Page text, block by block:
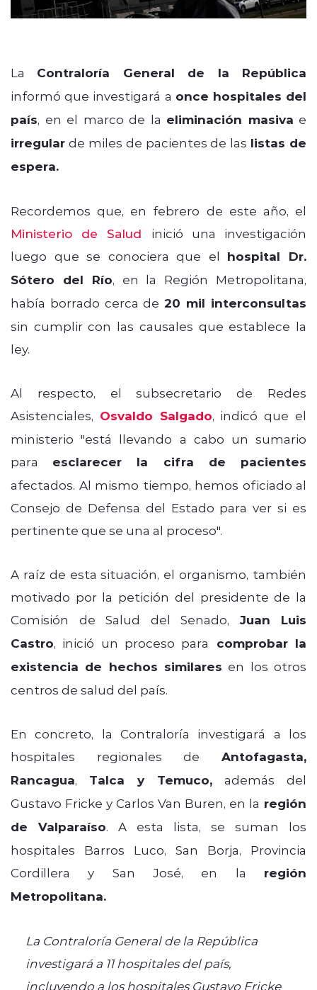
La Contraloría General de la República
informó que investigará a once hospitales del
país, en el marco de la eliminación masiva e
irregular de miles de pacientes de las listas de
espera.
Recordemos que, en febrero de este año, el
Ministerio de Salud inició una investigación
luego que se conociera que el hospital Dr.
Sótero del Río, en la Región Metropolitana,
había borrado cerca de20 mil interconsultas
sin cumplir con las causales que establece la
ley.
Al respecto, el subsecretario de Redes
Asistenciales, Osvaldo Salgado, indicó que el
ministerio "está llevando a cabo un sumario
para esclarecer la cifra de pacientes
afectados. Al mismo tiempo, hemos oficiado al
Consejo de Defensa del Estado para ver si es
pertinente que se una al proceso".
A raíz de esta situación, el organismo, también
motivado por la petición del presidente de la
Comisión de Salud del Senado, Juan Luis
Castro, inició un proceso para
comprobar la
existencia de hechos similares en los otros
centros de salud del país.
En concreto, la Contraloría investigará a los
hospitales regionales de Antofagasta,
Rancagua, Talca y Temuco,además del
Gustavo Fricke y Carlos Van Buren, en la región
de Valparaíso. A esta lista, se suman los
hospitales Barros Luco, San Borja, Provincia
Cordillera y San José, en la región
Metropolitana.
La Contraloría General de la República
investigará a 11 hospitales del país,
incluyendo a los hospitales Gustavo Fricke